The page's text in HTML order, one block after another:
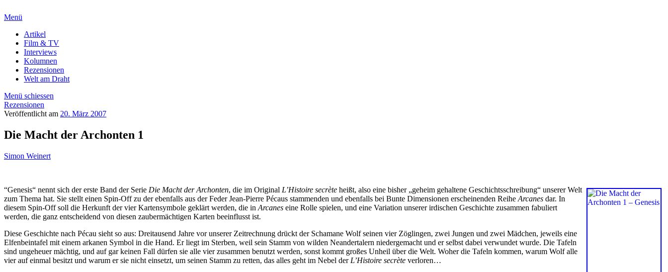
Menü
Artikel
Film & TV
Interviews
Kolumnen
Rezensionen
Welt am Draht
Menü schiessen
Rezensionen
Veröffentlicht am 20. März 2007
Die Macht der Archonten 1
Simon Weinert
“Genesis“ nennt sich der erste Band der Serie Die Macht der Archonten, die im Original L’Histoire secrète heißt, also eine bisher „geheim gehaltene Geschichtsschreibung“ unserer Welt
zum Thema hat. Sie stellt einen Spin-Off zu der ebenfalls aus der Feder Jean-Pierre Pécaus stammenden und ebenfalls bei Bunte Dimensionen erscheinenden Reihe Arcanes dar. In
diesem Spin-Off soll die Herkunft der vier Kartensymbole geklärt werden, die in Arcanes eine Rolle spielen, und eine Variation unserer irdischen Geschichte zusammen fabuliert
werden, die ganz entscheidend von diesen zaubermächtigen Karten beeinflusst ist.
Diese Geschichte nach Pécau sieht so aus: Dreitausend Jahre vor unserer Zeitrechnung drückt der Schamane Wolf seinen vier Zöglingen, zwei Jungen und zwei Mädchen, jeweils eine
Elfenbeintafel mit einem arkanen Symbol in die Hand. Er liegt im Sterben, weil sein Stamm von wilden Neandertalern niedergemacht und er selbst dabei verwundet wurde. Die Tafeln
sind ungeheuer mächtig, und auf gar keinen Fall dürfen sie alle vier zusammen benutzt werden, sonst kommt großes Unheil über die Welt. Woher die Tafeln kommen, warum Wolf alle
vier auf einmal besitzt und warum er sie nicht einsetzt, um seinen Stamm zu retten, das alles geht im Nebel der L’Histoire secrète verloren…